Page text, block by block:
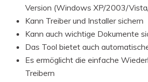
Version (Windows XP/2003/
Kann Treiber und Installer sichern
Kann auch wichtige Dokumente
Das Tool bietet auch
Es ermöglicht die einfache
Treibern